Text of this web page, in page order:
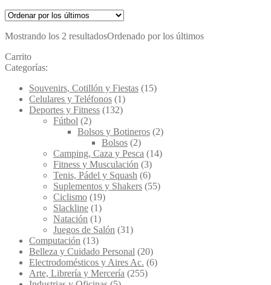
Mostrando los 2 resultadosOrdenado por los últimos
Carrito
Categorías:
Souvenirs, Cotillón y Fiestas (15)
Celulares y Teléfonos (1)
Deportes y Fitness (132)
Fútbol (2)
Bolsos y Botineros (2)
Bolsos (2)
Camping, Caza y Pesca (14)
Fitness y Musculación (3)
Tenis, Pádel y Squash (6)
Suplementos y Shakers (55)
Ciclismo (19)
Slackline (1)
Natación (1)
Juegos de Salón (31)
Computación (13)
Belleza y Cuidado Personal (20)
Electrodomésticos y Aires Ac. (6)
Arte, Librería y Mercería (255)